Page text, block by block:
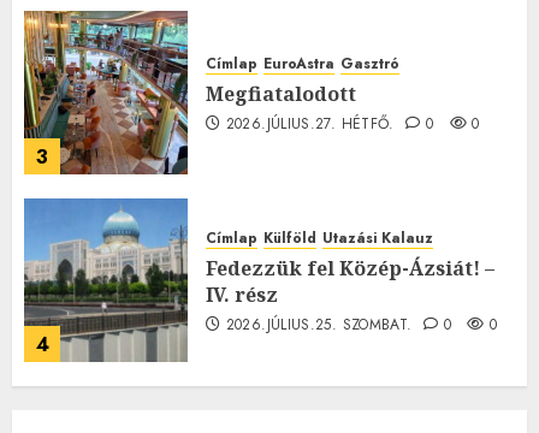
3
Címlap EuroAstra Gasztró
Megfiatalodott
2026.JÚLIUS.27. HÉTFŐ. 0 0
4
Címlap Külföld Utazási Kalauz
Fedezzük fel Közép-Ázsiát! –
IV. rész
2026.JÚLIUS.25. SZOMBAT. 0 0